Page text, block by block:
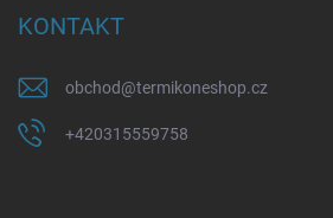
KONTAKT
obchod@termikoneshop.cz
+420315559758